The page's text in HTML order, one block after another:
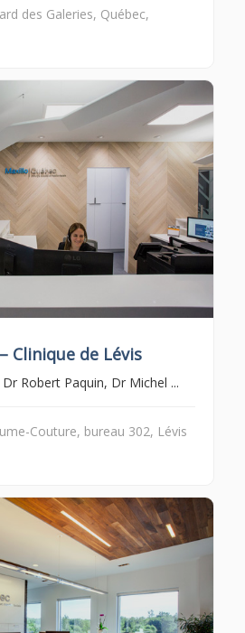
des Galeries, Québec,
Clinique de Lévis
Robert Paquin, Dr Michel ...
Couture, bureau 302, Lévis